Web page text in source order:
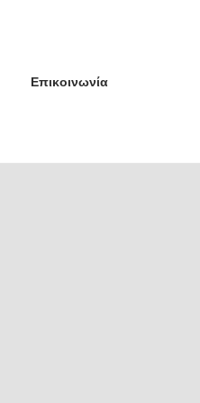
Επικοινωνία